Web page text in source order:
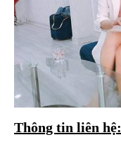
Thông tin liên hệ: